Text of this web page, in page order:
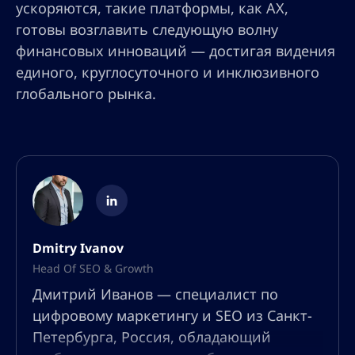
ускоряются, такие платформы, как AX,
готовы возглавить следующую волну
финансовых инноваций — достигая видения
единого, круглосуточного и инклюзивного
глобального рынка.
Dmitry Ivanov
Head Of SEO & Growth
Дмитрий Иванов — специалист по
цифровому маркетингу и SEO из Санкт-
Петербурга, Россия, обладающий